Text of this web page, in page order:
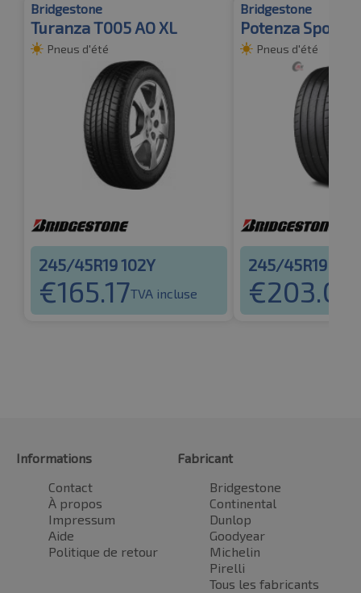
Bridgestone
Turanza T005 AO XL
Pneus d'été
245/45R19 102Y
€165.17TVA incluse
Bridgestone
Potenza Sport
Pneus d'été
245/45R19
€203.00
Informations
Contact
À propos
Impressum
Aide
Politique de retour
Fabricant
Bridgestone
Continental
Dunlop
Goodyear
Michelin
Pirelli
Tous les fabricants